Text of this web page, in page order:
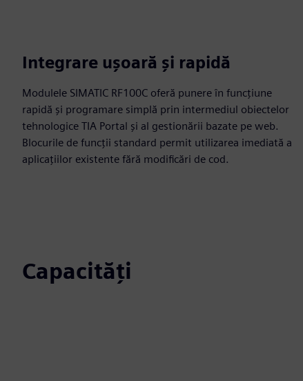
Integrare ușoară și rapidă
Modulele SIMATIC RF100C oferă punere în funcțiune
rapidă și programare simplă prin intermediul obiectelor
tehnologice TIA Portal și al gestionării bazate pe web.
Blocurile de funcții standard permit utilizarea imediată a
aplicațiilor existente fără modificări de cod.
Capacități